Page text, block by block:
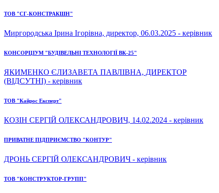
ТОВ "СГ-КОНСТРАКШН"
Миргородська Ірина Ігорівна, директор, 06.03.2025 - керівник
КОНСОРЦІУМ "БУДІВЕЛЬНІ ТЕХНОЛОГІЇ ВК-25"
ЯКИМЕНКО ЄЛИЗАВЕТА ПАВЛІВНА, ДИРЕКТОР
(ВІДСУТНІ) - керівник
ТОВ "Кайрос Експерт"
КОЗІН СЕРГІЙ ОЛЕКСАНДРОВИЧ, 14.02.2024 - керівник
ПРИВАТНЕ ПІДПРИЄМСТВО "КОНТУР"
ДРОНЬ СЕРГІЙ ОЛЕКСАНДРОВИЧ - керівник
ТОВ "КОНСТРУКТОР-ГРУПП"